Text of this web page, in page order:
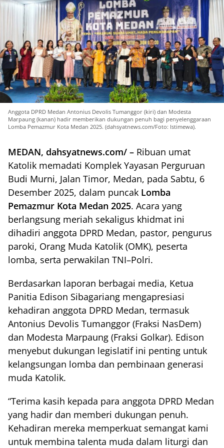
Anggota DPRD Medan Antonius Devolis Tumanggor (kiri) dan Modesta
Marpaung (kanan) hadir memberikan dukungan penuh bagi penyelenggaraan
Lomba Pemazmur Kota Medan 2025. (dahsyatnews.com/Foto: Istimewa).
MEDAN, dahsyatnews.com/ – Ribuan umat
Katolik memadati Komplek Yayasan Perguruan
Budi Murni, Jalan Timor, Medan, pada Sabtu, 6
Desember 2025, dalam puncak Lomba
Pemazmur Kota Medan 2025. Acara yang
berlangsung meriah sekaligus khidmat ini
dihadiri anggota DPRD Medan, pastor, pengurus
paroki, Orang Muda Katolik (OMK), peserta
lomba, serta perwakilan TNI–Polri.
Berdasarkan laporan berbagai media, Ketua
Panitia Edison Sibagariang mengapresiasi
kehadiran anggota DPRD Medan, termasuk
Antonius Devolis Tumanggor (Fraksi NasDem)
dan Modesta Marpaung (Fraksi Golkar). Edison
menyebut dukungan legislatif ini penting untuk
kelangsungan lomba dan pembinaan generasi
muda Katolik.
“Terima kasih kepada para anggota DPRD Medan
yang hadir dan memberi dukungan penuh.
Kehadiran mereka memperkuat semangat kami
untuk membina talenta muda dalam liturgi dan